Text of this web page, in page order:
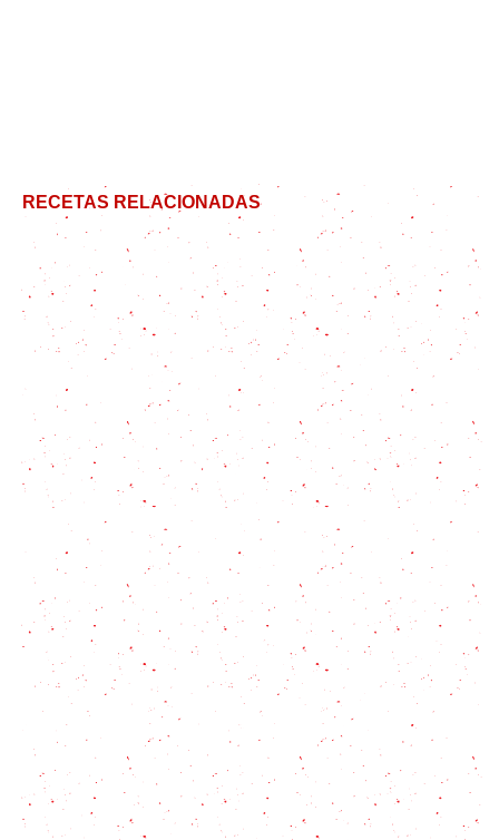
RECETAS RELACIONADAS
Receta de Pimientos del Piquillo Rellenos: 4
Recetas Fáciles
Tarta de Cebolla y Queso: suave y riquísima
Carbonada vegana con el Gaucho Vegetariano
6 recetas con lentejas #MealPrep!
Historia de los huevos rotos con receta al estilo
Casa Lucio
Qué es y cómo hacer Pabellón Criollo: El plato
nacional de Venezuela